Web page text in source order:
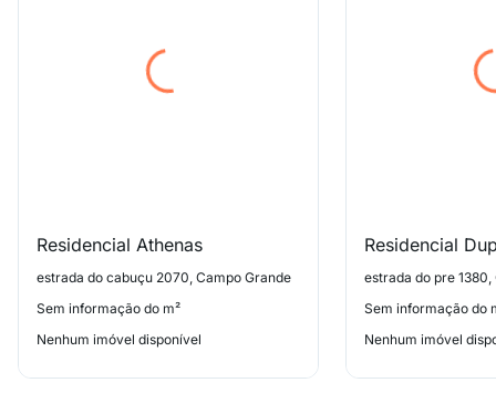
Residencial Athenas
estrada do cabuçu 2070, Campo Grande
Sem informação do m²
Nenhum imóvel disponível
Residencial
estrada do pre
Sem informação do
Nenhum imóvel